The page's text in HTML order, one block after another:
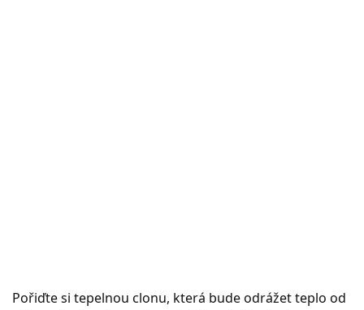
Pořiďte si tepelnou clonu, která bude odrážet teplo od